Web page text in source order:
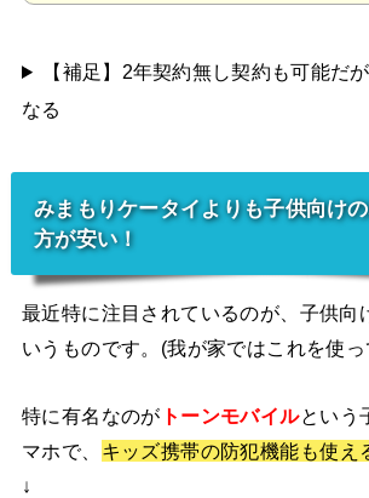
【補足】2年契約無し契約も可能だ
なる
みまもりケータイよりも子供向け
方が安い！
最近特に注目されているのが、子供向
いうものです。(我が家ではこれを使
特に有名なのが トーンモバイルという
マホで、 キッズ携帯の防犯機能も使え
↓